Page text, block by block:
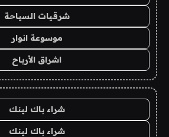
شرقيات السياحة
موسوعة انوار
اشراق الأرباح
شراء باك لينك
شراء باك لينك